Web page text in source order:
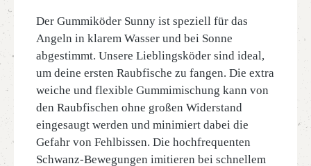
Der Gummiköder Sunny ist speziell für das
Angeln in klarem Wasser und bei Sonne
abgestimmt. Unsere Lieblingsköder sind ideal,
um deine ersten Raubfische zu fangen. Die extra
weiche und flexible Gummimischung kann von
den Raubfischen ohne großen Widerstand
eingesaugt werden und minimiert dabei die
Gefahr von Fehlbissen. Die hochfrequenten
Schwanz-Bewegungen imitieren bei schnellem